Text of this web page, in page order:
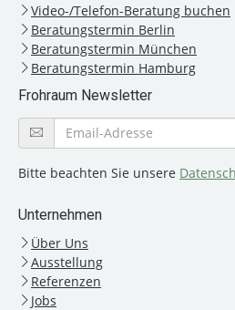
Video-/Telefon-Beratung buchen
Beratungstermin Berlin
Beratungstermin München
Beratungstermin Hamburg
Frohraum Newsletter
Bitte beachten Sie unsere
Unternehmen
Über Uns
Ausstellung
Referenzen
Jobs